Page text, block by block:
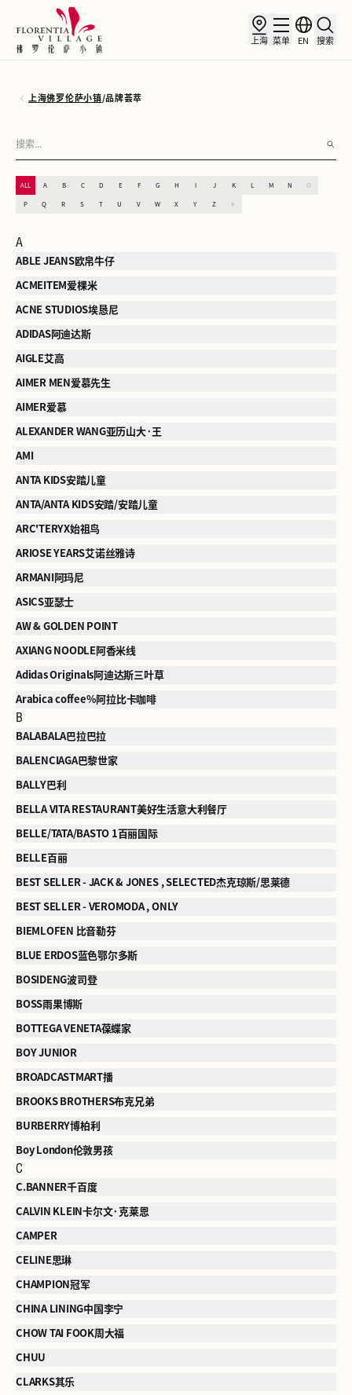
上海 菜单 EN 搜索
上海佛罗伦萨小镇/品牌荟萃
ALL A B C D E F G H K M N O
P Q R S T U V W X Y Z #
A
ABLE JEANS欧帛牛仔
ACMEITEM爱棵米
ACNE STUDIOS埃恳尼
ADIDAS阿迪达斯
AIGLE艾高
AIMER MEN爱慕先生
AIMER爱慕
ALEXANDER WANG亚历山大·王
AMI
ANTA KIDS安踏儿童
ANTA/ANTA KIDS安踏/安踏儿童
ARC'TERYX始祖鸟
ARIOSE YEARS艾诺丝雅诗
ARMANI阿玛尼
ASICS亚瑟士
AW & GOLDEN POINT
AXIANG NOODLE阿香米线
Adidas Originals阿迪达斯三叶草
Arabica coffee%阿拉比卡咖啡
B
BALABALA巴拉巴拉
BALENCIAGA巴黎世家
BALLY巴利
BELLA VITA RESTAURANT美好生活意大利餐厅
BELLE/TATA/BASTO 1百丽国际
BELLE百丽
BEST SELLER - JACK & JONES , SELECTED杰克琼斯/思莱德
BEST SELLER - VEROMODA , ONLY
BIEMLOFEN 比音勒芬
BLUE ERDOS蓝色鄂尔多斯
BOSIDENG波司登
BOSS雨果博斯
BOTTEGA VENETA葆蝶家
BOY JUNIOR
BROADCASTMART播
BROOKS BROTHERS布克兄弟
BURBERRY博柏利
Boy London伦敦男孩
C
C.BANNER千百度
CALVIN KLEIN卡尔文·克莱恩
CAMPER
CELINE思琳
CHAMPION冠军
CHINA LINING中国李宁
CHOW TAI FOOK周大福
CHUU
CLARKS其乐